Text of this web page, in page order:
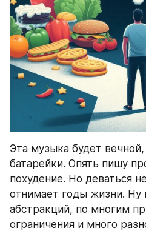
Эта музыка будет
батарейки. Опять пишу
похудение. Но деваться
отнимает годы жизни. Ну
абстракций, по многим
ограничения и много